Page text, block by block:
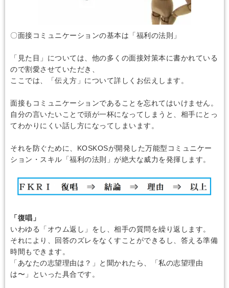
〇面接コミュニケーションの基本は「福利の法則」
「見た目」については、他の多くの面接対策本に書かれている
ので割愛させていただき、
ここでは、「伝え方」について詳しくお伝えします。
面接もコミュニケーションであることを忘れてはいけません。
自分の言いたいことで頭が一杯になってしまうと、相手にとっ
てわかりにくい話し方になってしまいます。
それを防ぐために、KOSKOSが開発した万能型コミュニケー
ション・スキル「福利の法則」が絶大な威力を発揮します。
「復唱」
いわゆる「オウム返し」をし、相手の質問を繰り返します。
それにより、回答のズレをなくすことができるし、答える準備
時間もできます。
「あなたの志望理由は？」と聞かれたら、「私の志望理由
は〜」といった具合です。